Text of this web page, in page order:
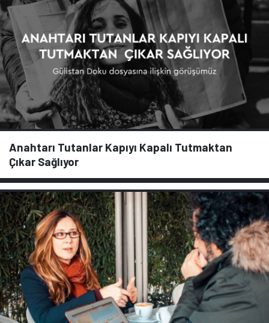
Anahtarı Tutanlar Kapıyı Kapalı Tutmaktan
Çıkar Sağlıyor